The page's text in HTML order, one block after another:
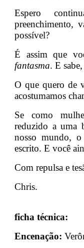
Espero
preenchimento,
possível?
É assim que
fantasma. E sabe,
O que quero de
acostumamos
Se como
reduzido a uma
nosso mundo,
escrito. E você
Com repulsa e
Chris.
ficha técnica:
Encenação: